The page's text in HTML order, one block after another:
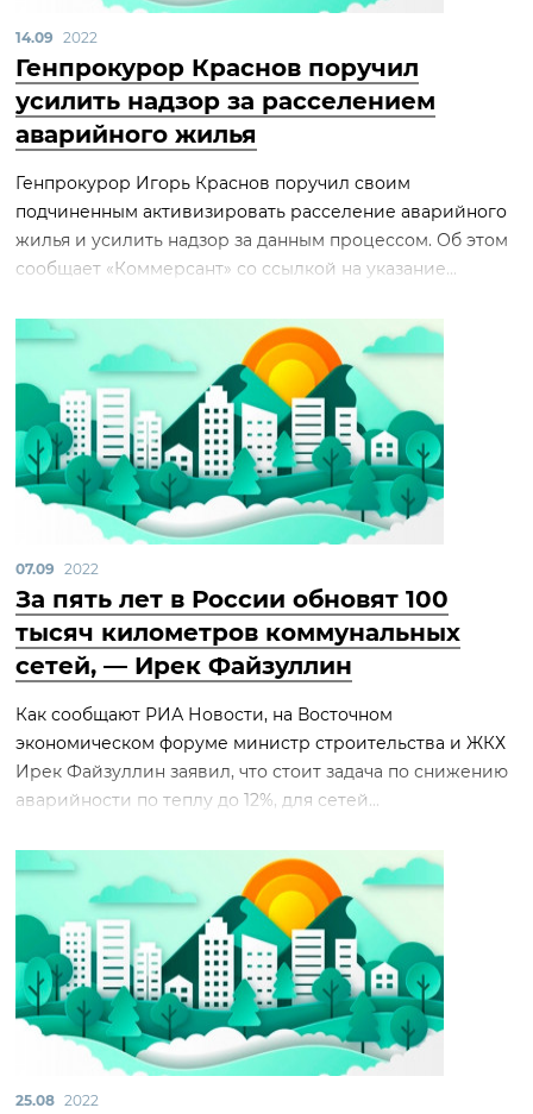
14.09 2022
Генпрокурор Краснов поручил
усилить надзор за расселением
аварийного жилья
Генпрокурор Игорь Краснов поручил своим
подчиненным активизировать расселение аварийного
жилья и усилить надзор за данным процессом. Об этом
сообщает «Коммерсант» со ссылкой на указание...
07.09 2022
За пять лет в России обновят 100
тысяч километров коммунальных
сетей, — Ирек Файзуллин
Как сообщают РИА Новости, на Восточном
экономическом форуме министр строительства и ЖКХ
Ирек Файзуллин заявил, что стоит задача по снижению
аварийности по теплу до 12%, для сетей...
25.08 2022